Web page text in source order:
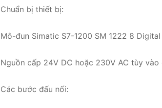
Chuẩn bị thiết bị:
Mô-đun Simatic S7-1200 SM 1222 8
Nguồn cấp 24V DC hoặc 230V AC tùy
Các bước đấu nối: